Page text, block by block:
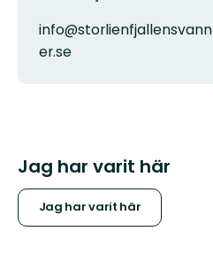
info@storlienfjallensvann
er.se
Jag har varit här
Jag har varit här